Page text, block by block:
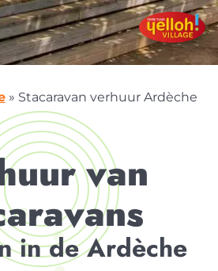
» Stacaravan verhuur Ardèche
van
in de Ardèche